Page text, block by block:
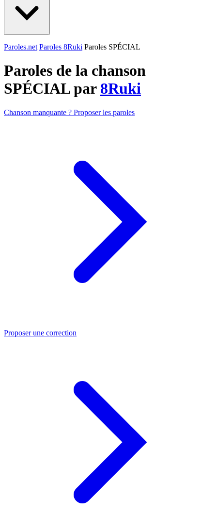
Paroles.net Paroles 8Ruki Paroles SPÉCIAL
Paroles de la chanson
SPÉCIAL par 8Ruki
Chanson manquante ? Proposer les paroles
Proposer une correction